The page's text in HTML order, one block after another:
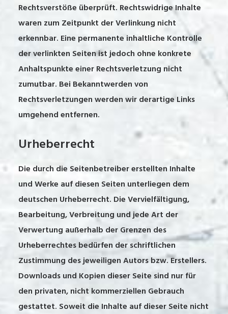
Rechtsverstöße überprüft. Rechtswidrige Inhalte
waren zum Zeitpunkt der Verlinkung nicht
erkennbar. Eine permanente inhaltliche Kontrolle
der verlinkten Seiten ist jedoch ohne konkrete
Anhaltspunkte einer Rechtsverletzung nicht
zumutbar. Bei Bekanntwerden von
Rechtsverletzungen werden wir derartige Links
umgehend entfernen.
Urheberrecht
Die durch die Seitenbetreiber erstellten Inhalte
und Werke auf diesen Seiten unterliegen dem
deutschen Urheberrecht. Die Vervielfältigung,
Bearbeitung, Verbreitung und jede Art der
Verwertung außerhalb der Grenzen des
Urheberrechtes bedürfen der schriftlichen
Zustimmung des jeweiligen Autors bzw. Erstellers.
Downloads und Kopien dieser Seite sind nur für
den privaten, nicht kommerziellen Gebrauch
gestattet. Soweit die Inhalte auf dieser Seite nicht